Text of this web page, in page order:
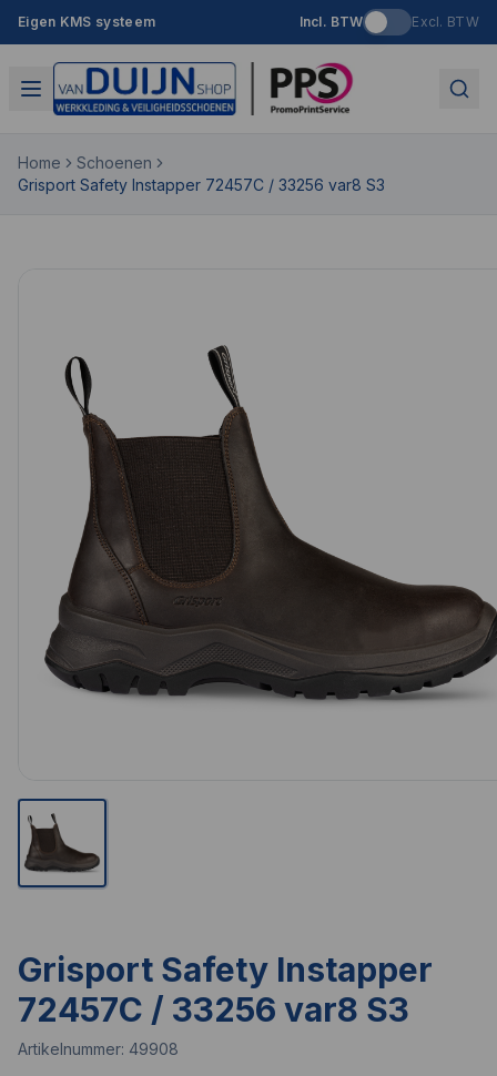
Eigen KMS systeem Incl. BTW Excl. BTW
Home
Schoenen
Grisport Safety Instapper 72457C / 33256 var8 S3
Grisport Safety Instapper
72457C / 33256 var8 S3
Artikelnummer: 49908